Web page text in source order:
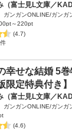
（富士見L文庫／
ガンガンONLINE/ガンガ
～220pt
(4.7)
幸せな結婚 5
限定特典付き】
（富士見L文庫／
ガンガンONLINE/ガンガ
(4.6)